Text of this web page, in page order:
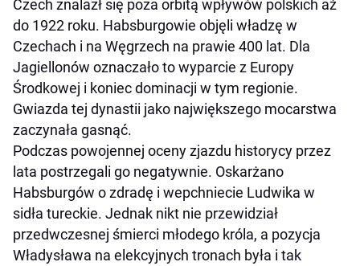
Czech znalazł się poza orbitą wpływów polskich aż
do 1922 roku. Habsburgowie objęli władzę w
Czechach i na Węgrzech na prawie 400 lat. Dla
Jagiellonów oznaczało to wyparcie z Europy
Środkowej i koniec dominacji w tym regionie.
Gwiazda tej dynastii jako największego mocarstwa
zaczynała gasnąć.
Podczas powojennej oceny zjazdu historycy przez
lata postrzegali go negatywnie. Oskarżano
Habsburgów o zdradę i wepchniecie Ludwika w
sidła tureckie. Jednak nikt nie przewidział
przedwczesnej śmierci młodego króla, a pozycja
Władysława na elekcyjnych tronach była i tak